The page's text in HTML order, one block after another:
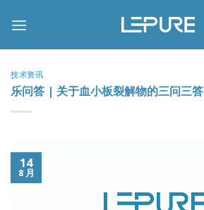
技术资讯
乐问答 | 关于血小板裂解物的三问三答
14
8 月